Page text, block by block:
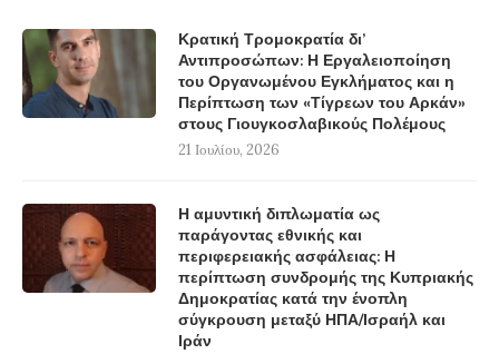
Κρατική Τρομοκρατία δι’
Αντιπροσώπων: Η Εργαλειοποίηση
του Οργανωμένου Εγκλήματος και η
Περίπτωση των «Τίγρεων του Αρκάν»
στους Γιουγκοσλαβικούς Πολέμους
21 Ιουλίου, 2026
Η αμυντική διπλωματία ως
παράγοντας εθνικής και
περιφερειακής ασφάλειας: Η
περίπτωση συνδρομής της Κυπριακής
Δημοκρατίας κατά την ένοπλη
σύγκρουση μεταξύ ΗΠΑ/Ισραήλ και
Ιράν